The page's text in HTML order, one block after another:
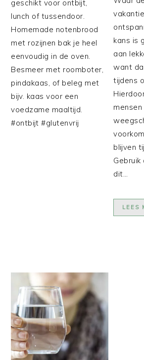
geschikt voor ontbijt,
lunch of tussendoor.
Homemade notenbrood
met rozijnen bak je heel
eenvoudig in de oven.
Besmeer met roomboter,
pindakaas, of beleg met
bijv. kaas voor een
voedzame maaltijd.
#ontbijt #glutenvrij
kans is
aan
want
tijdens
blijven
dit…
LEES